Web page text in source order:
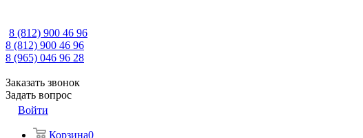
8 (812) 900 46 96
8 (812) 900 46 96
8 (965) 046 96 28
Заказать звонок
Задать вопрос
Войти
Корзина0